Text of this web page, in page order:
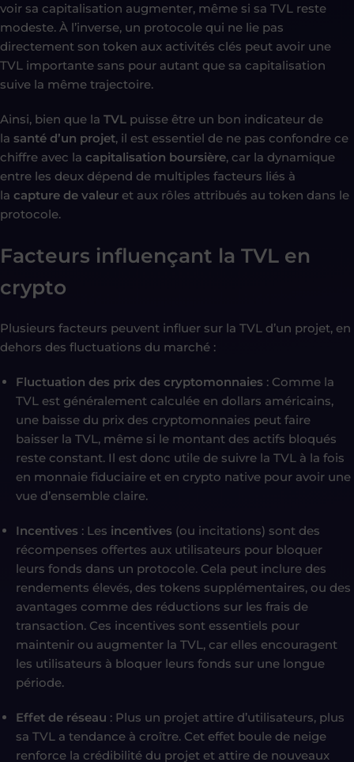
voir sa capitalisation augmenter, même si sa TVL reste
modeste. À l’inverse, un protocole qui ne lie pas
directement son token aux activités clés peut avoir une
TVL importante sans pour autant que sa capitalisation
suive la même trajectoire.
Ainsi, bien que la TVL puisse être un bon indicateur de
la santé d’un projet, il est essentiel de ne pas confondre ce
chiffre avec la capitalisation boursière, car la dynamique
entre les deux dépend de multiples facteurs liés à
la capture de valeur et aux rôles attribués au token dans le
protocole.
Facteurs influençant la TVL en
crypto
Plusieurs facteurs peuvent influer sur la TVL d’un projet, en
dehors des fluctuations du marché :
Fluctuation des prix des cryptomonnaies : Comme la
TVL est généralement calculée en dollars américains,
une baisse du prix des cryptomonnaies peut faire
baisser la TVL, même si le montant des actifs bloqués
reste constant. Il est donc utile de suivre la TVL à la fois
en monnaie fiduciaire et en crypto native pour avoir une
vue d’ensemble claire.
Incentives : Les incentives (ou incitations) sont des
récompenses offertes aux utilisateurs pour bloquer
leurs fonds dans un protocole. Cela peut inclure des
rendements élevés, des tokens supplémentaires, ou des
avantages comme des réductions sur les frais de
transaction. Ces incentives sont essentiels pour
maintenir ou augmenter la TVL, car elles encouragent
les utilisateurs à bloquer leurs fonds sur une longue
période.
Effet de réseau : Plus un projet attire d’utilisateurs, plus
sa TVL a tendance à croître. Cet effet boule de neige
renforce la crédibilité du projet et attire de nouveaux